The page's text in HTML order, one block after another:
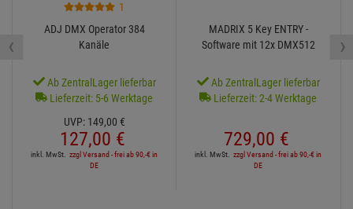
1
ADJ DMX Operator 384
Kanäle
Ab ZentralLager lieferbar
Lieferzeit: 5-6 Werktage
UVP: 149,00 €
127,00 €
inkl. MwSt. zzgl Versand - frei ab 90,-€ in
DE
MADRIX 5 Key ENTRY -
Software mit 12x DMX512
Ab ZentralLager lieferbar
Lieferzeit: 2-4 Werktage
729,00 €
inkl. MwSt. zzgl Versand - frei ab 90,-€ in
DE
‹ ›